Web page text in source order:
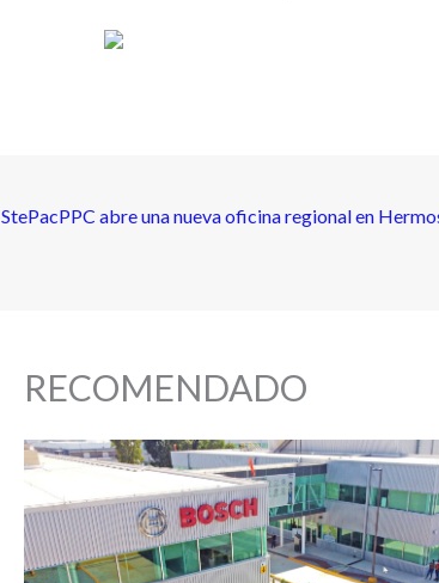
StePacPPC abre una nueva oficina regional en
RECOMENDADO